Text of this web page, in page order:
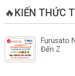
🔥KIẾN THỨC
Furusato
Đến Z